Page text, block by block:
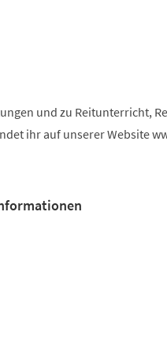
und zu Reitunterricht,
ihr auf unserer Website